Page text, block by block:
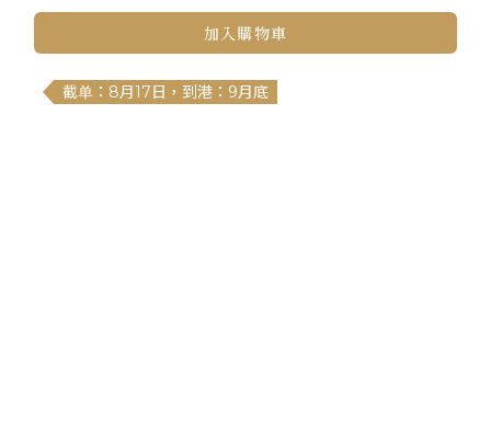
加入購物車
截单：8月17日，到港：9月底